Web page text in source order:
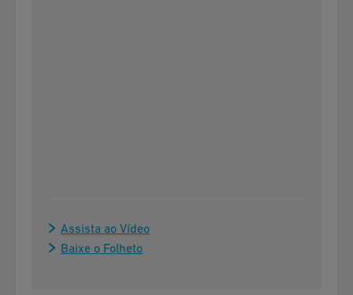
Assista ao Vídeo
Baixe o Folheto